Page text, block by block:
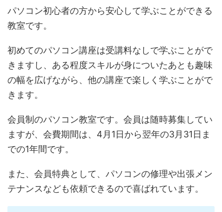
パソコン初心者の方から安心して学ぶことができる
教室です。
初めてのパソコン講座は受講料なしで学ぶことがで
きますし、ある程度スキルが身についたあとも趣味
の幅を広げながら、他の講座で楽しく学ぶことがで
きます。
会員制のパソコン教室です。会員は随時募集してい
ますが、会費期間は、4月1日から翌年の3月31日ま
での1年間です。
また、会員特典として、パソコンの修理や出張メン
テナンスなども依頼できるので喜ばれています。